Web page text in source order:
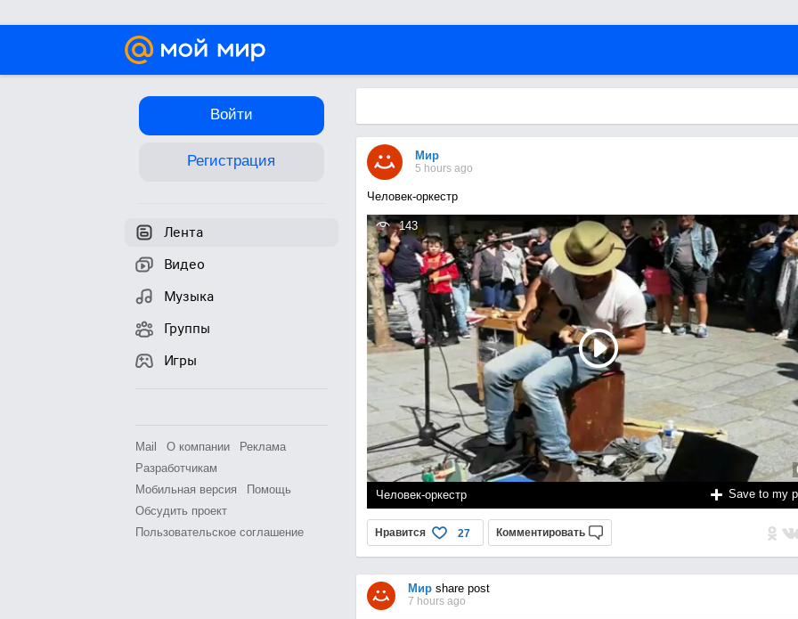
Войти
Регистрация
Лента
Видео
Музыка
Группы
Игры
Mail О компании
Реклама
Разработчикам
Мобильная версия
Помощь
Обсудить проект
Пользовательское соглашение
Мир
5 hours ago
Человек-оркестр
143
Человек-оркестр Save to my
Нравится 27 Комментировать
Мирshare post
7 hours ago